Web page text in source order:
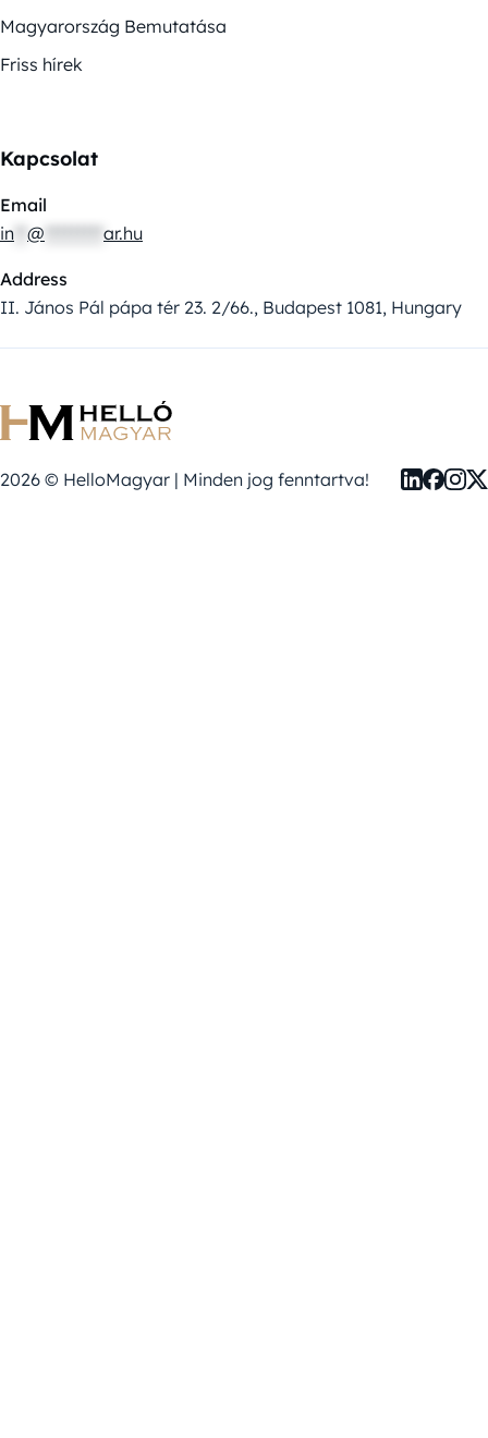
Magyarország Bemutatása
Friss hírek
Kapcsolat
Email
in @ ar.hu
Address
II. János Pál pápa tér 23. 2/66., Budapest 1081, Hungary
2026 © HelloMagyar | Minden jog fenntartva!